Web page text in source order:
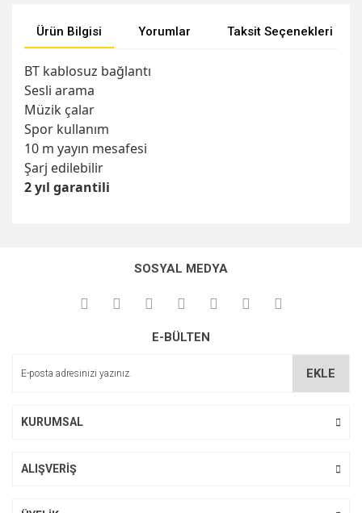
Ürün Bilgisi Yorumlar Taksit Seçenekleri
BT kablosuz bağlantı
Sesli arama
Müzik çalar
Spor kullanım
10 m yayın mesafesi
Şarj edilebilir
2 yıl garantili
kullanarak tarafımıza iletebilirsiniz.
Görüş ve önerileriniz için teşekkür ederiz.
Ürün açıklamasında eksik bilgiler bulunuyor.
SOSYAL MEDYA
E-BÜLTEN
EKLE
KURUMSAL
ALIŞVERİŞ